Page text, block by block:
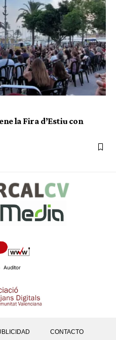
la Fira d’Estiu con
Auditor
CONTACTO